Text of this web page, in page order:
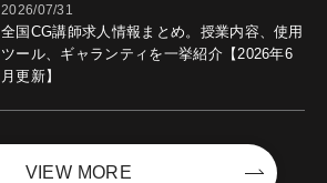
2026/07/31
全国CG講師求人情報まとめ。授業内容、使用
ツール、ギャランティを一挙紹介【2026年6
月更新】
VIEW MORE